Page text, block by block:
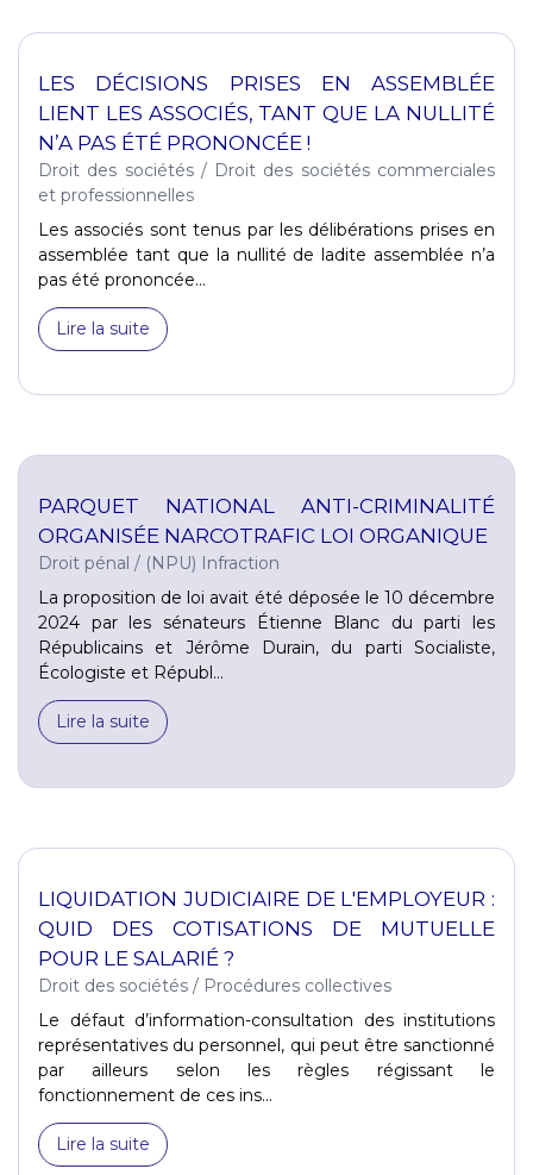
LES DÉCISIONS PRISES EN ASSEMBLÉE
LIENT LES ASSOCIÉS, TANT QUE LA NULLITÉ
N’A PAS ÉTÉ PRONONCÉE !
Droit des sociétés/ Droit des sociétés commerciales
et professionnelles
Les associés sont tenus par les délibérations prises en
assemblée tant que la nullité de ladite assemblée n’a
pas été prononcée...
Lire la suite
PARQUET NATIONAL ANTI-CRIMINALITÉ
ORGANISÉE NARCOTRAFIC LOI ORGANIQUE
Droit pénal / (NPU) Infraction
La proposition de loi avait été déposée le 10 décembre
2024 par les sénateurs Étienne Blanc du parti les
Républicains et Jérôme Durain, du parti Socialiste,
Écologiste et Républ...
Lire la suite
LIQUIDATION JUDICIAIRE DE L'EMPLOYEUR :
QUID DES COTISATIONS DE MUTUELLE
POUR LE SALARIÉ ?
Droit des sociétés / Procédures collectives
Le défaut d’information-consultation des institutions
représentatives du personnel, qui peut être sanctionné
par ailleurs selon les règles régissant le
fonctionnement de ces ins...
Lire la suite